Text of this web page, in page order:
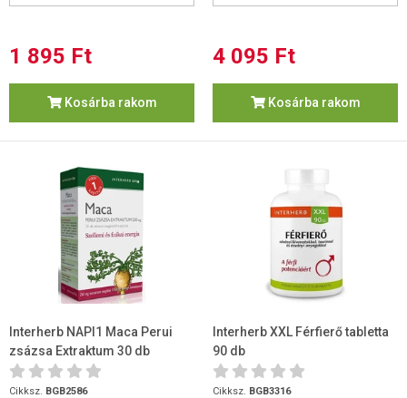
1 895 Ft
Kosárba rakom
4 095 Ft
Kosárba rakom
Interherb NAPI1 Maca Perui
zsázsa Extraktum 30 db
Cikksz. BGB2586
Interherb XXL Férfierő tabletta
90 db
Cikksz. BGB3316